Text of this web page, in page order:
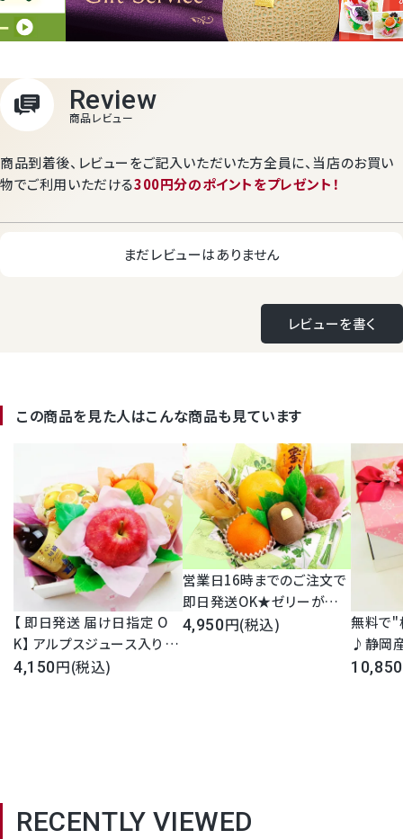
商品到着後、レビューをご記入いただいた方全員に、 当店のお買い
物でご利用いただける300円分のポイントをプレゼント！
まだレビューはありません
レビューを書く
この商品を見た人はこんな商品も見ています
【 即日発送 届け日指定 O
K】 アルプスジュース入り プ
チフルーツセット 果汁10
り合わせ 送料無料 ギフト
4,150 (税込)
営業日16時までのご注文で
即日発送OK★ゼリーが選
べる！プチフルーツセット 果
4,950 (税込)
無料で"
♪静岡
等級】1
10,850
RECENTLY VIEWED